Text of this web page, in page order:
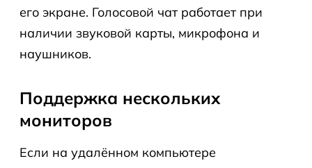
его экране. Голосовой чат работает при
наличии звуковой карты, микрофона и
наушников.
Поддержка нескольких
мониторов
Если на удалённом компьютере